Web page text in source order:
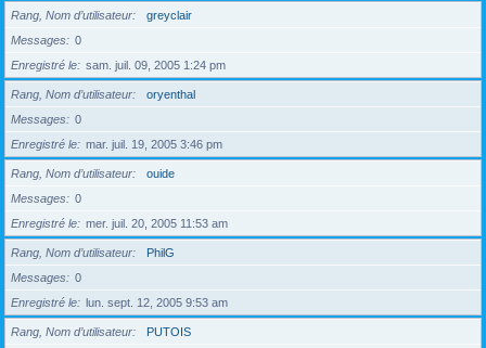
Rang, Nom d’utilisateur
greyclair
Messages
0
Enregistré le
sam. juil. 09, 2005 1:24 pm
Rang, Nom d’utilisateur
oryenthal
Messages
0
Enregistré le
mar. juil. 19, 2005 3:46 pm
Rang, Nom d’utilisateur
ouide
Messages
0
Enregistré le
mer. juil. 20, 2005 11:53 am
Rang, Nom d’utilisateur
PhilG
Messages
0
Enregistré le
lun. sept. 12, 2005 9:53 am
Rang, Nom d’utilisateur
PUTOIS